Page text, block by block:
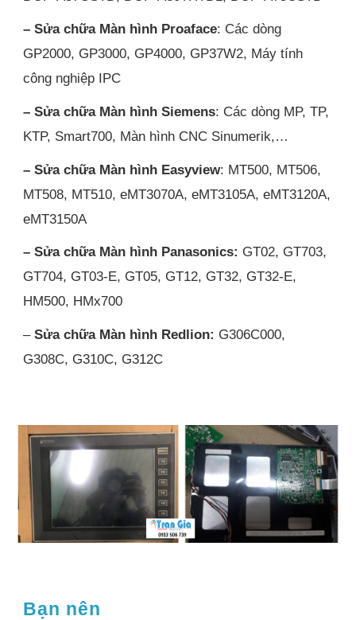
– Sửa chữa Màn hình Proaface: Các dòng
GP2000, GP3000, GP4000, GP37W2, Máy tính
công nghiệp IPC
– Sửa chữa Màn hình Siemens: Các dòng MP, TP,
KTP, Smart700, Màn hình CNC Sinumerik,…
– Sửa chữa Màn hình Easyview: MT500, MT506,
MT508, MT510, eMT3070A, eMT3105A, eMT3120A,
eMT3150A
– Sửa chữa Màn hình Panasonics: GT02, GT703,
GT704, GT03-E, GT05, GT12, GT32, GT32-E,
HM500, HMx700
–Sửa chữa Màn hình Redlion: G306C000,
G308C, G310C, G312C
Bạn nên